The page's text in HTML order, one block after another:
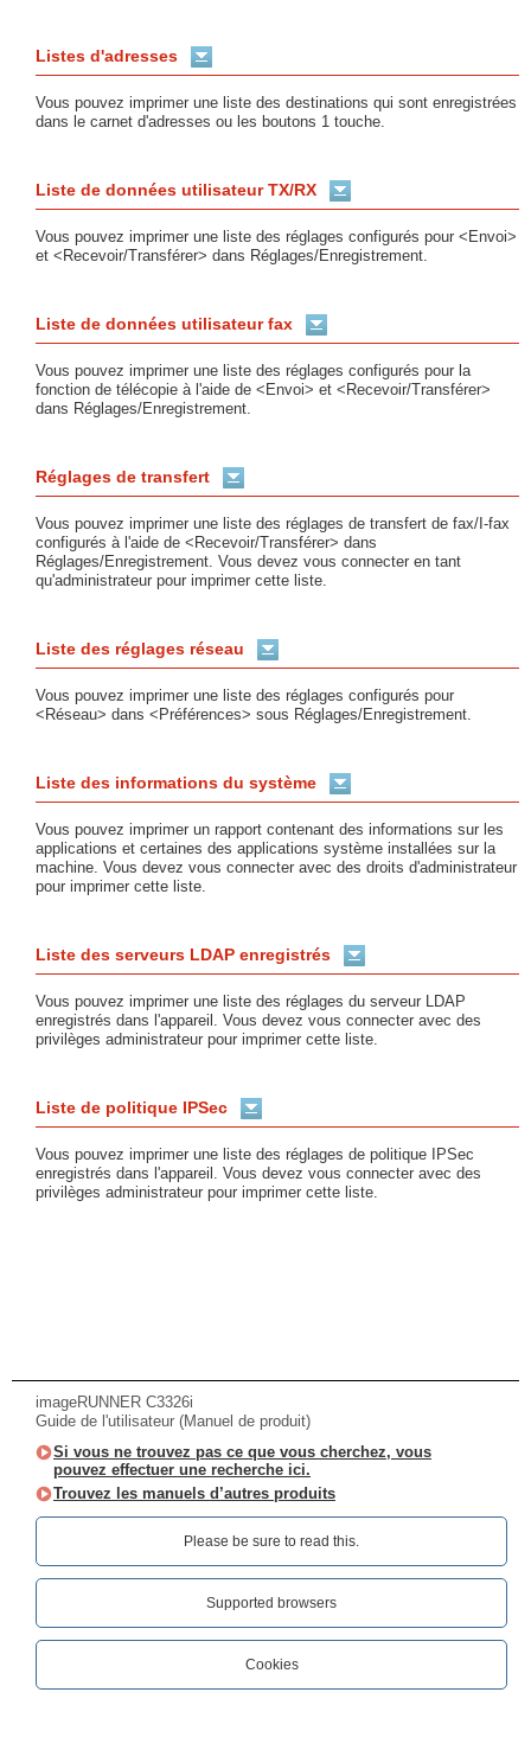
Listes d'adresses
Vous pouvez imprimer une liste des destinations qui sont enregistrées
dans le carnet d'adresses ou les boutons 1 touche.
Liste de données utilisateur TX/RX
Vous pouvez imprimer une liste des réglages configurés pour <Envoi>
et <Recevoir/Transférer> dans Réglages/Enregistrement.
Liste de données utilisateur fax
Vous pouvez imprimer une liste des réglages configurés pour la
fonction de télécopie à l'aide de <Envoi> et <Recevoir/Transférer>
dans Réglages/Enregistrement.
Réglages de transfert
Vous pouvez imprimer une liste des réglages de transfert de fax/I-fax
configurés à l'aide de <Recevoir/Transférer> dans
Réglages/Enregistrement. Vous devez vous connecter en tant
qu'administrateur pour imprimer cette liste.
Liste des réglages réseau
Vous pouvez imprimer une liste des réglages configurés pour
<Réseau> dans <Préférences> sous Réglages/Enregistrement.
Liste des informations du système
Vous pouvez imprimer un rapport contenant des informations sur les
applications et certaines des applications système installées sur la
machine. Vous devez vous connecter avec des droits d'administrateur
pour imprimer cette liste.
Liste des serveurs LDAP enregistrés
Vous pouvez imprimer une liste des réglages du serveur LDAP
enregistrés dans l'appareil. Vous devez vous connecter avec des
privilèges administrateur pour imprimer cette liste.
Liste de politique IPSec
Vous pouvez imprimer une liste des réglages de politique IPSec
enregistrés dans l'appareil. Vous devez vous connecter avec des
privilèges administrateur pour imprimer cette liste.
imageRUNNER C3326i
Guide de l'utilisateur (Manuel de produit)
Si vous ne trouvez pas ce que vous cherchez, vous
pouvez effectuer une recherche ici.
Trouvez les manuels d’autres produits
Please be sure to read this.‎
Supported browsers
Cookies